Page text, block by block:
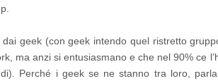
geek (con geek intendo quel ristretto
ma anzi si entusiasmano e che nel 90% ce
Perché i geek se ne stanno tra loro,